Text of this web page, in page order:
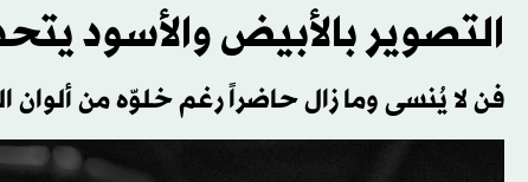
التصوير بالأبيض والأسود
فن لا يُنسى وما زال حاضراً رغم خلوّه من ألوان